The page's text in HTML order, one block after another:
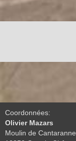
Coordonnées:
Olivier Mazars
Moulin de Cantaranne